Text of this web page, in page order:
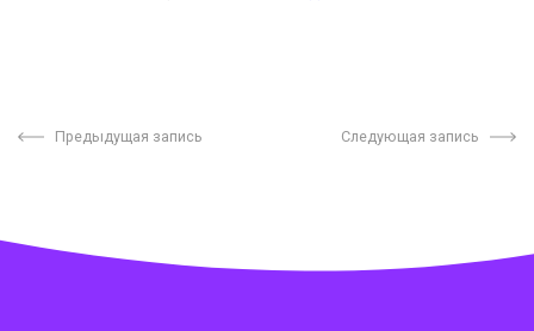
Предыдущая запись Следующая запись